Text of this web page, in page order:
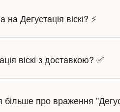
Дегустація віскі? ⚡
віскі з доставкою? ✅
про враження